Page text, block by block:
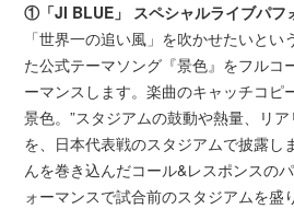
①「JI BLUE」 スペシャルライブパフ
「世界一の追い風」を吹かせたいと
た公式テーマソング『景色』をフルコ
ーマンスします。楽曲のキャッチコピ
景色。”スタジアムの鼓動や熱量、リ
を、日本代表戦のスタジアムで披露し
んを巻き込んだコール&レスポンスの
ォーマンスで試合前のスタジアムを盛